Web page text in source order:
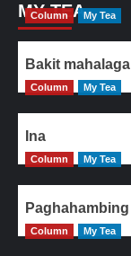
MY TEA
Column My Tea
Bakit
Column My Tea
Ina
Column My Tea
Column My Tea